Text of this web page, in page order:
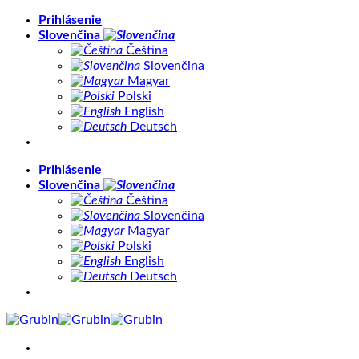
Skip
Prihlásenie
Slovenčina
Čeština
Slovenčina
Magyar
Polski
English
Deutsch
Prihlásenie
Slovenčina
Čeština
Slovenčina
Magyar
Polski
English
Deutsch